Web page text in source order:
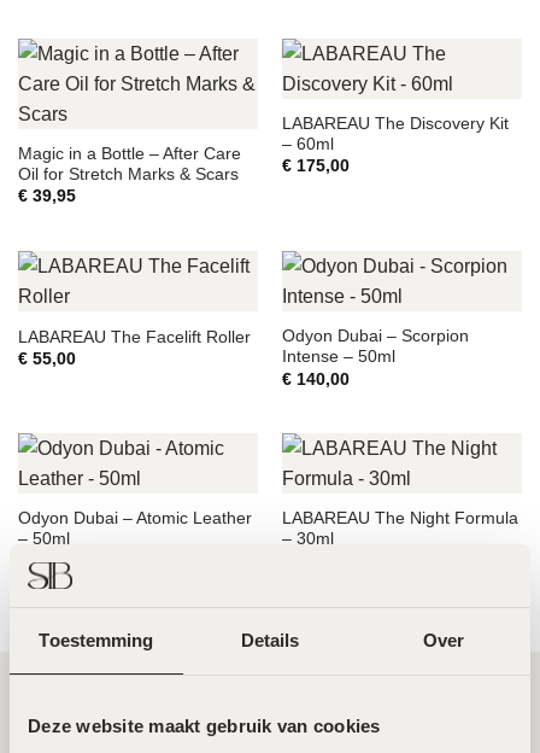
Toestemming Details Over
Deze website maakt gebruik van cookies
Magic in a Bottle – After Care
Oil for Stretch Marks & Scars
€39,95
LABAREAU The Discovery Kit
– 60ml
€175,00
LABAREAU The Facelift Roller
€55,00
Odyon Dubai – Scorpion
Intense – 50ml
€140,00
Odyon Dubai – Atomic Leather
– 50ml
140,00
LABAREAU The Night Formula
– 30ml
Twee toplocaties in Amsterdam Noord en